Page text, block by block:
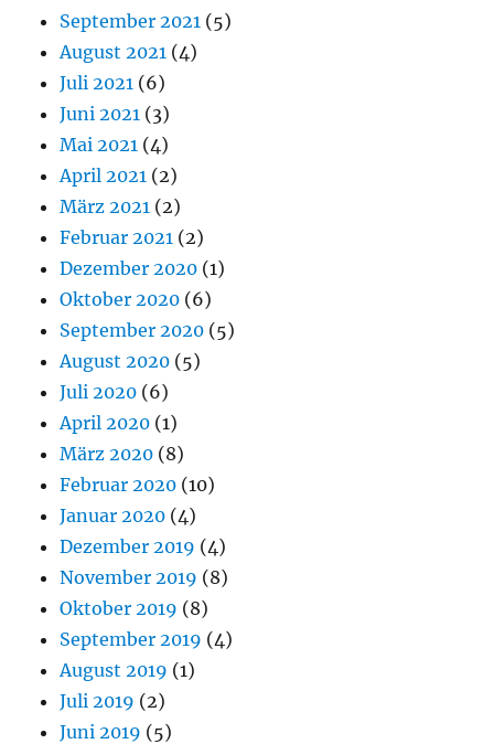
September 2021 (5)
August 2021 (4)
Juli 2021 (6)
Juni 2021 (3)
Mai 2021 (4)
April 2021 (2)
März 2021 (2)
Februar 2021 (2)
Dezember 2020 (1)
Oktober 2020 (6)
September 2020 (5)
August 2020 (5)
Juli 2020 (6)
April 2020 (1)
März 2020 (8)
Februar 2020 (10)
Januar 2020 (4)
Dezember 2019 (4)
November 2019 (8)
Oktober 2019 (8)
September 2019 (4)
August 2019 (1)
Juli 2019 (2)
Juni 2019 (5)